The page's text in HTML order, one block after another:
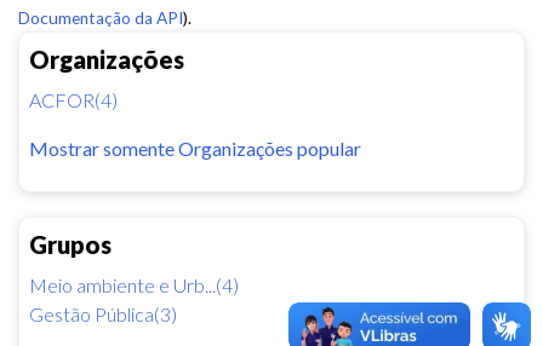
Organizações
ACFOR(4)
Mostrar somente Organizações popular
Grupos
Meio ambiente e Urb...(4)
Gestão Pública(3)
Documentação da API).